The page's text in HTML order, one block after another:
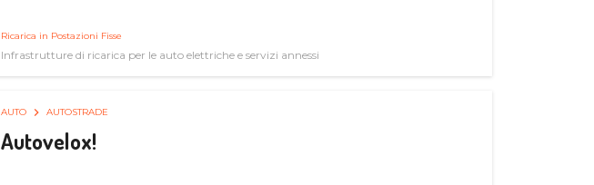
Ricarica in Postazioni Fisse
Infrastrutture di ricarica per le auto elettriche e servizi annessi
AUTO AUTOSTRADE
Autovelox!